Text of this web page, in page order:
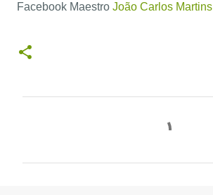
Facebook Maestro João Carlos Martins